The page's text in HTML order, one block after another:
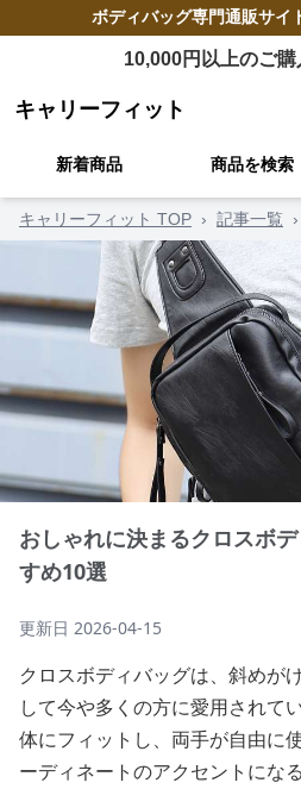
ボディバッグ専門通販サイ
10,000円以上のご
キャリーフィット
新着商品 商品を検索
キャリーフィット TOP › 記事一覧 ›
おしゃれに決まるクロスボ
すめ10選
更新日 2026-04-15
クロスボディバッグは、斜めが
して今や多くの方に愛用されてい
体にフィットし、両手が自由に
ーディネートのアクセントにな